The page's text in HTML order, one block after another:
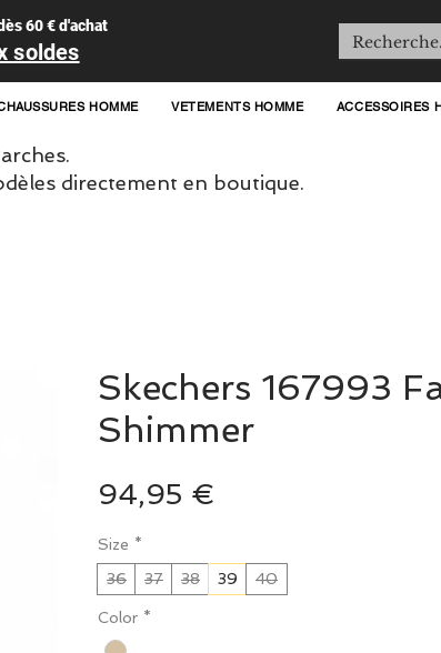
60 € d'achat
soldes
HOMME VETEMENTS HOMME ACCESSOIRES
directement en boutique.
Skechers 167993
Shimmer
94,95 €
Size *
36
37 38 39 40
Color *